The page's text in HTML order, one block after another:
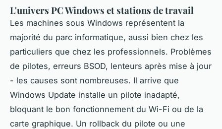
L'univers PC Windows et stations de travail
Les machines sous Windows représentent la
majorité du parc informatique, aussi bien chez les
particuliers que chez les professionnels. Problèmes
de pilotes, erreurs BSOD, lenteurs après mise à jour
- les causes sont nombreuses. Il arrive que
Windows Update installe un pilote inadapté,
bloquant le bon fonctionnement du Wi-Fi ou de la
carte graphique. Un rollback du pilote ou une